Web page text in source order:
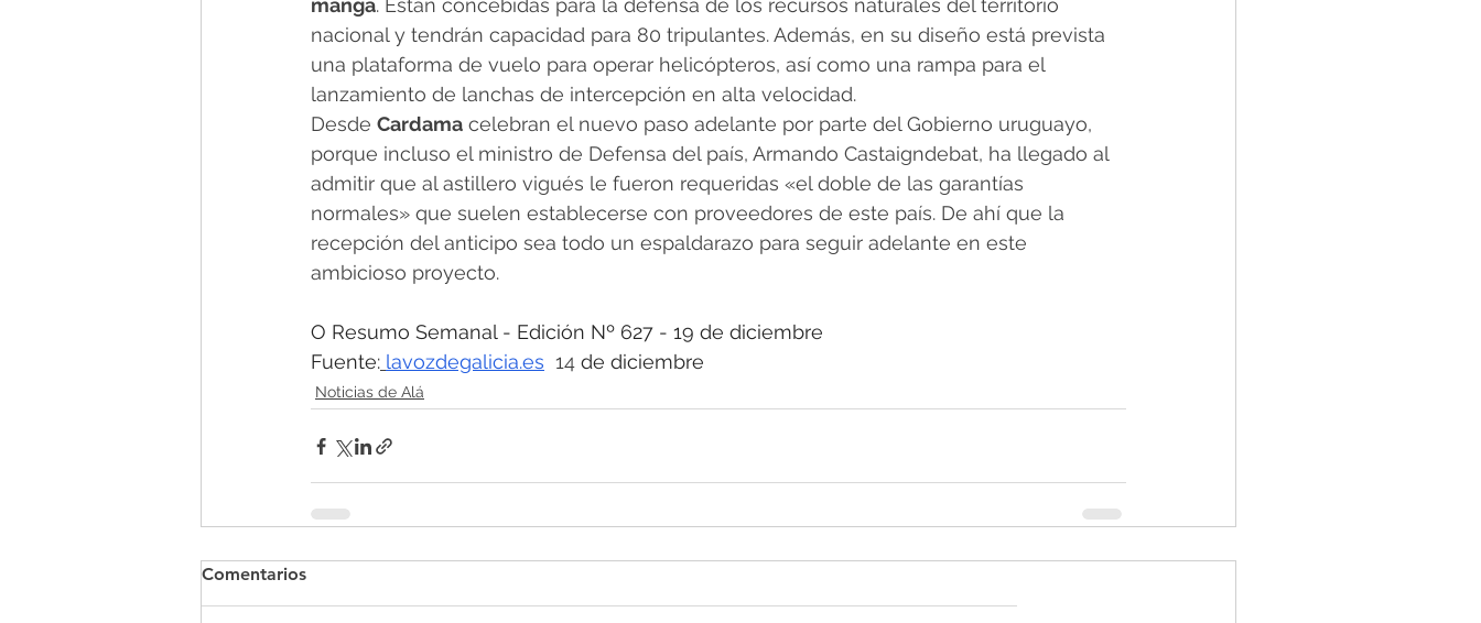
manga. Están concebidas para la defensa de los recursos naturales del territorio
nacional y tendrán capacidad para 80 tripulantes. Además, en su diseño está prevista
una plataforma de vuelo para operar helicópteros, así como una rampa para el
lanzamiento de lanchas de intercepción en alta velocidad.
Desde Cardama celebran el nuevo paso adelante por parte del Gobierno uruguayo,
porque incluso el ministro de Defensa del país, Armando Castaigndebat, ha llegado al
admitir que al astillero vigués le fueron requeridas «el doble de las garantías
normales» que suelen establecerse con proveedores de este país. De ahí que la
recepción del anticipo sea todo un espaldarazo para seguir adelante en este
ambicioso proyecto.
O Resumo Semanal - Edición Nº 627 - 19 de diciembre
Fuente: lavozdegalicia.es
  14
de diciembre
Noticias de Alá
Comentarios